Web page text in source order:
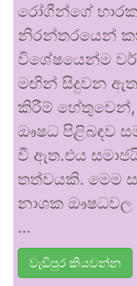
රෝගීන්ගේ
නිරන්තරයෙන්
විශේෂයෙන්ම
මඟින් සිදුවන
කිරීම් හේතුවෙන්,
ඖෂධ පිළිබඳව
වී ඇත.එය
තත්වයකි. මෙම
නාශක ඖෂධවල
…
වැඩිපුර කියවන්න